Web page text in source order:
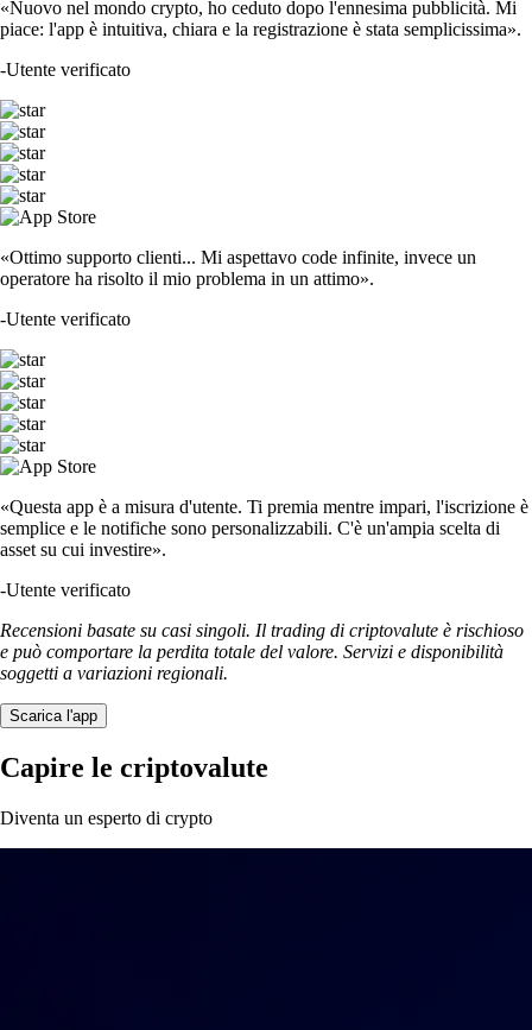
«Nuovo nel mondo crypto, ho ceduto dopo l'ennesima pubblicità. Mi
piace: l'app è intuitiva, chiara e la registrazione è stata semplicissima».
-Utente verificato
«Ottimo supporto clienti... Mi aspettavo code infinite, invece un
operatore ha risolto il mio problema in un attimo».
-Utente verificato
«Questa app è a misura d'utente. Ti premia mentre impari, l'iscrizione è
semplice e le notifiche sono personalizzabili. C'è un'ampia scelta di
asset su cui investire».
-Utente verificato
Recensioni basate su casi singoli. Il trading di criptovalute è rischioso
e può comportare la perdita totale del valore. Servizi e disponibilità
soggetti a variazioni regionali.
Scarica l'app
Capire le criptovalute
Diventa un esperto di crypto